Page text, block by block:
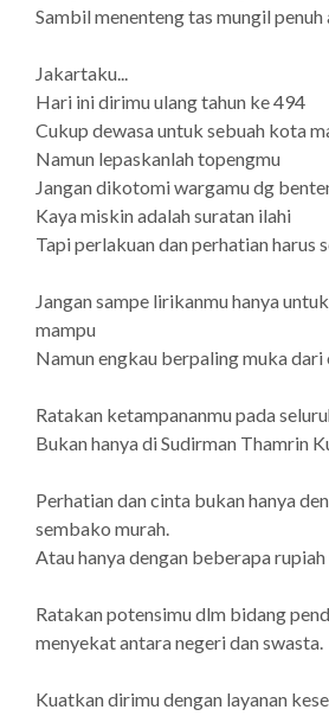
Sambil menenteng tas mungil
Jakartaku...
Hari ini dirimu ulang tahun ke 494
Cukup dewasa untuk sebuah kota
Namun lepaskanlah topengmu
Jangan dikotomi wargamu dg
Kaya miskin adalah suratan ilahi
Tapi perlakuan dan perhatian harus
Jangan sampe lirikanmu hanya
mampu
Namun engkau berpaling muka dari
Ratakan ketampananmu pada
Bukan hanya di Sudirman Thamrin
Perhatian dan cinta bukan hanya
sembako murah.
Atau hanya dengan beberapa
Ratakan potensimu dlm bidang
menyekat antara negeri dan swasta.
Kuatkan dirimu dengan layanan